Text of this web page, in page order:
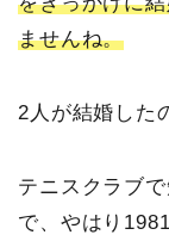
ませんね。
2人が結婚した
テニスクラブ
で、やはり